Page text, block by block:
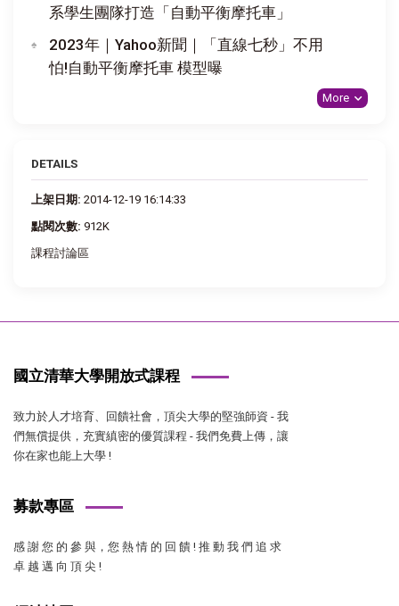
系學生團隊打造「自動平衡摩托車」
2023年｜Yahoo新聞｜「直線七秒」不用
怕!自動平衡摩托車 模型曝
More
DETAILS
上架日期: 2014-12-19 16:14:33
點閱次數: 912K
課程討論區
國立清華大學開放式課程
致力於人才培育、回饋社會，頂尖大學的堅強師資 - 我
們無償提供，充實縝密的優質課程 - 我們免費上傳，讓
你在家也能上大學 !
募款專區
感 謝 您 的 參 與，您 熱 情 的 回 饋 ! 推 動 我 們 追 求
卓 越 邁 向 頂 尖 !